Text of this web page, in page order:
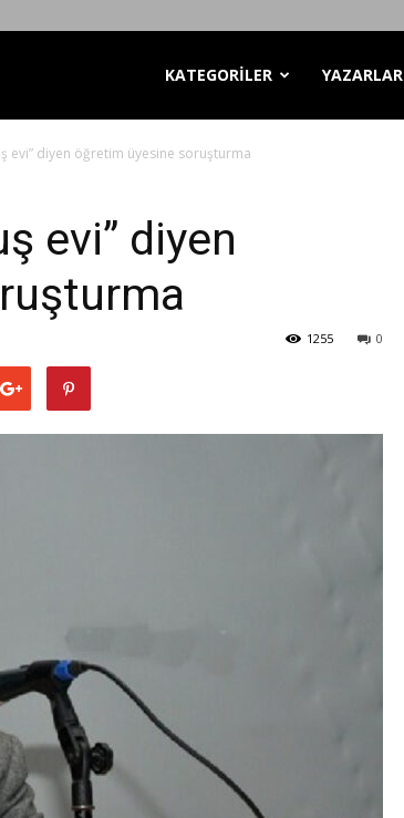
KATEGORİLER YAZARLAR
evi” diyen öğretim üyesine soruşturma
evi” diyen
0
1255